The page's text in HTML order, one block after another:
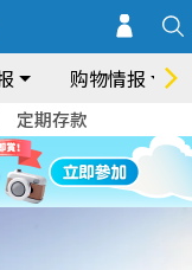
购物情报
定期存款